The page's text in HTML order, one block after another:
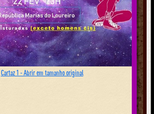
Cartaz 1 - Abrir em tamanho original